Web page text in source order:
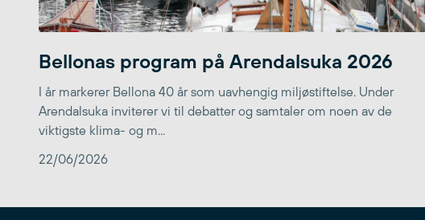
Bellonas program på Arendalsuka 2026
I år markerer Bellona 40 år som uavhengig miljøstiftelse. Under
Arendalsuka inviterer vi til debatter og samtaler om noen av de
viktigste klima- og m...
22/06/2026